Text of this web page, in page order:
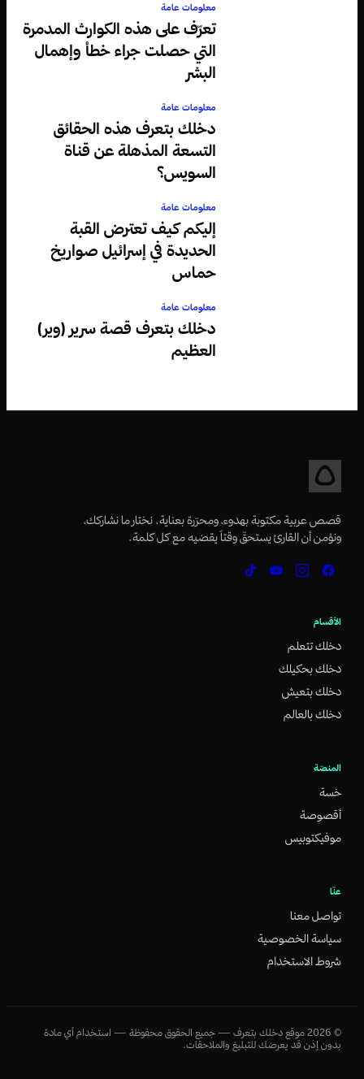
معلومات عامة
تعرّف على هذه الكوارث المدمرة
التي حصلت جراء خطأ وإهمال
البشر
معلومات عامة
دخلك بتعرف هذه الحقائق
التسعة المذهلة عن قناة
السويس؟
معلومات عامة
إليكم كيف تعترض القبة
الحديدة في إسرائيل صواريخ
حماس
معلومات عامة
دخلك بتعرف قصة سرير (وير)
العظيم
قصص عربية مكتوبة بهدوء، ومحرّرة بعناية. نختار ما نشاركك،
ونؤمن أن القارئ يستحقّ وقتاً يقضيه مع كل كلمة.
الأقسام
دخلك تتعلم
دخلك بحكيلك
دخلك بتعيش
دخلك بالعالم
المنصّة
خسة
أقصوصة
موفيكتوبيس
عنّا
تواصل معنا
سياسة الخصوصية
شروط الاستخدام
©
2026 موقع دخلك بتعرف — جميع الحقوق محفوظة — استخدام أي مادة
بدون إذن قد يعرضك للتبليغ والملاحقات.